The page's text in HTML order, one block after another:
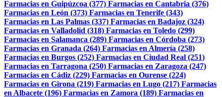
Farmacias en Guipúzcoa (377) Farmacias en Cantabria (376)
Farmacias en León (373) Farmacias en Tenerife (343)
Farmacias en Las Palmas (337) Farmacias en Badajoz (324)
Farmacias en Valladolid (318) Farmacias en Toledo (299)
Farmacias en Salamanca (289) Farmacias en Córdoba (273)
Farmacias en Granada (264) Farmacias en Almería (258)
Farmacias en Burgos (252) Farmacias en Ciudad Real (251)
Farmacias en Tarragona (250) Farmacias en Zaragoza (247)
Farmacias en Cádiz (229) Farmacias en Ourense (224)
Farmacias en Girona (219) Farmacias en Lugo (217) Farmacias
en Albacete (196) Farmacias en Zamora (189) Farmacias en